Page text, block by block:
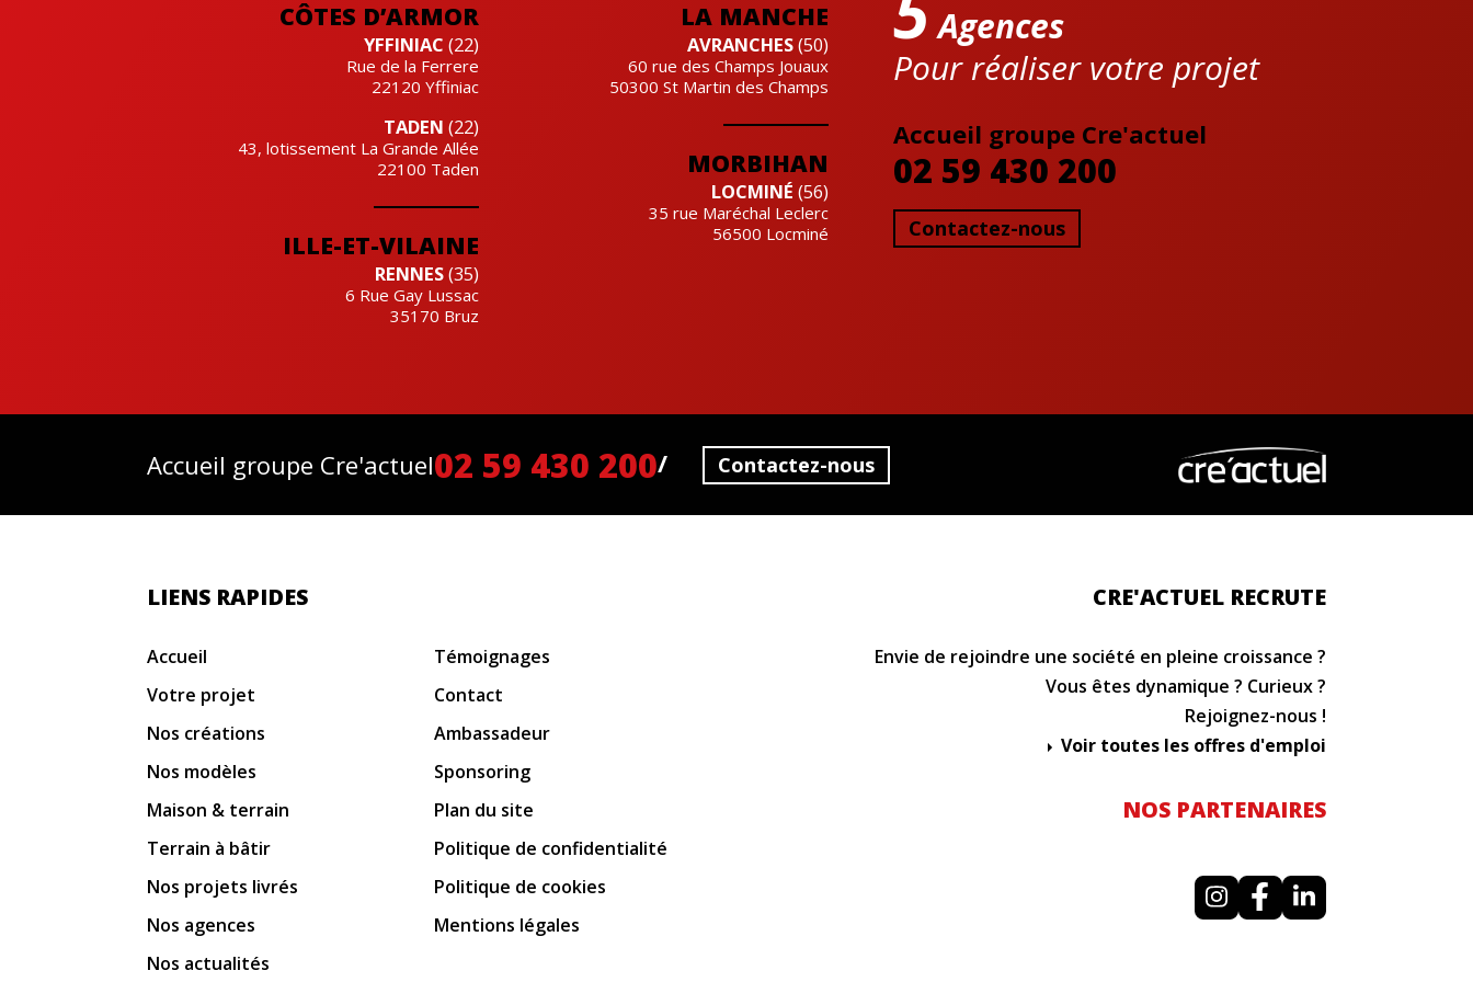
CÔTES D’ARMOR
YFFINIAC (22)
Rue de la Ferrere
22120 Yffiniac
TADEN (22)
43, lotissement La Grande Allée
22100 Taden
ILLE-ET-VILAINE
RENNES(35)
6 Rue Gay Lussac
35170 Bruz
LA MANCHE
AVRANCHES(50)
60 rue des Champs Jouaux
50300 St Martin des Champs
MORBIHAN
LOCMINÉ (56)
35 rue Maréchal Leclerc
56500 Locminé
Agences
Pour réaliser votre projet
Accueil groupe Cre'actuel
02 59 430 200
Contactez-nous
Accueil groupe Cre'actuel02 59 430 200 Contactez-nous
LIENS RAPIDES
Accueil
Votre projet
Nos créations
Nos modèles
Maison & terrain
Terrain à bâtir
Nos projets livrés
Nos agences
Nos actualités
Témoignages
Contact
Ambassadeur
Sponsoring
Plan du site
Politique de confidentialité
Politique de cookies
Mentions légales
CRE'ACTUEL RECRUTE
Envie de rejoindre une société en pleine croissance ?
Vous êtes dynamique ? Curieux ?
Rejoignez-nous !
Voir toutes les offres d'emploi
NOS PARTENAIRES
I
n
F
a
L
i